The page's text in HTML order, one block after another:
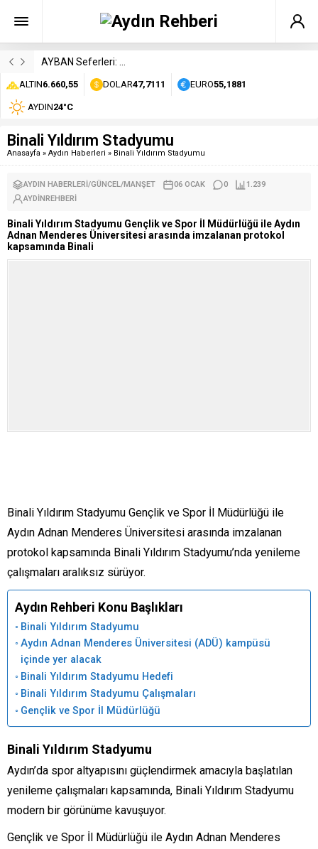
ALTIN6.660,55 DOLAR47,7111 EURO55,1881
AYDIN24°C
Binali Yıldırım Stadyumu
Anasayfa » Aydın Haberleri » Binali Yıldırım Stadyumu
AYDIN HABERLERI/GÜNCEL/MANŞET 06 OCAK 0
1.239
AYDINREHBERI
Binali Yıldırım Stadyumu Gençlik ve Spor İl Müdürlüğü ile Aydın
Adnan Menderes Üniversitesi arasında imzalanan protokol
kapsamında Binali
Binali Yıldırım Stadyumu Gençlik ve Spor İl Müdürlüğü ile
Aydın Adnan Menderes Üniversitesi arasında imzalanan
protokol kapsamında Binali Yıldırım Stadyumu’nda yenileme
çalışmaları aralıksız sürüyor.
Aydın Rehberi Konu Başlıkları
Binali Yıldırım Stadyumu
Aydın Adnan Menderes Üniversitesi (ADÜ) kampüsü
içinde yer alacak
Binali Yıldırım Stadyumu Hedefi
Binali Yıldırım Stadyumu Çalışmaları
Gençlik ve Spor İl Müdürlüğü
Binali Yıldırım Stadyumu
Aydın’da spor altyapısını güçlendirmek amacıyla başlatılan
yenileme çalışmaları kapsamında, Binali Yıldırım Stadyumu
modern bir görünüme kavuşuyor.
Gençlik ve Spor İl Müdürlüğü ile Aydın Adnan Menderes